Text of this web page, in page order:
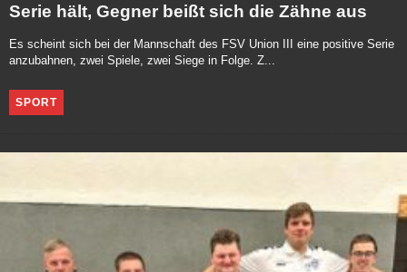
Serie hält, Gegner beißt sich die Zähne aus
Es scheint sich bei der Mannschaft des FSV Union III eine positive Serie
anzubahnen, zwei Spiele, zwei Siege in Folge. Z...
SPORT